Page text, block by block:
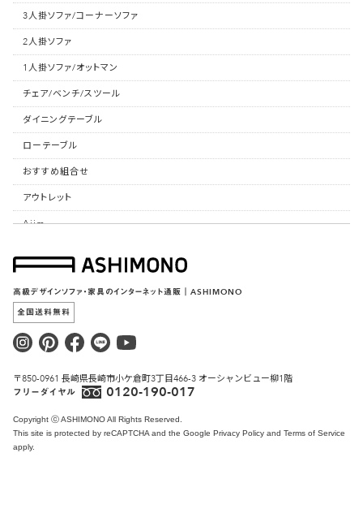
3人掛ソファ/コーナーソファ
2人掛ソファ
1人掛ソファ/オットマン
チェア/ベンチ/スツール
ダイニングテーブル
ローテーブル
おすすめ組合せ
アウトレット
Ajim
生地サンプル
カタログ
リペア/お手入れ
おしらせ
マガジン
ASHIMONOについて
高級デザインソファ・家具のインターネット通販｜ASHIMONO
全国送料無料
〒850-0961 長崎県長崎市小ケ倉町3丁目466-3 オーシャンビュー柳1階
フリーダイヤル
0120-190-017
Copyright ⓒ ASHIMONO All Rights Reserved.
This site is protected by reCAPTCHA and the Google Privacy Policy and Terms of Service
apply.